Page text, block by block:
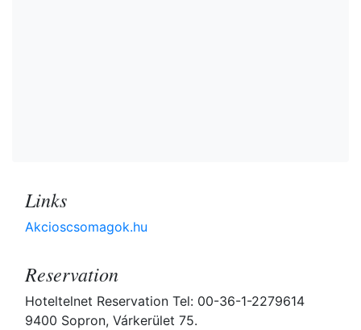
Links
Akcioscsomagok.hu
Reservation
Hoteltelnet Reservation Tel: 00-36-1-2279614
9400 Sopron, Várkerület 75.